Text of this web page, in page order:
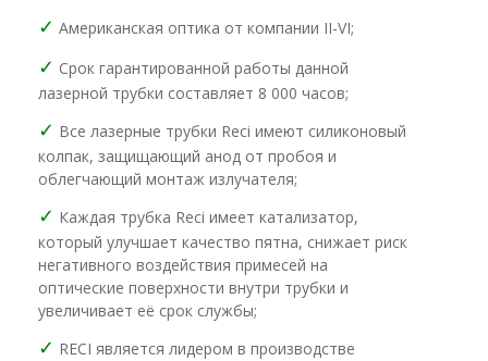
✓ Американская оптика от компании II-VI;
✓ Срок гарантированной работы данной
лазерной трубки составляет 8 000 часов;
✓ Все лазерные трубки Reci имеют силиконовый
колпак, защищающий анод от пробоя и
облегчающий монтаж излучателя;
✓ Каждая трубка Reci имеет катализатор,
который улучшает качество пятна, снижает риск
негативного воздействия примесей на
оптические поверхности внутри трубки и
увеличивает её срок службы;
✓ RECI является лидером в производстве